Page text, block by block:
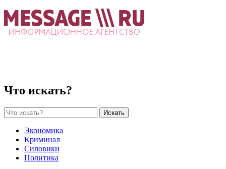
Что искать?
Искать
Экономика
Криминал
Силовики
Политика